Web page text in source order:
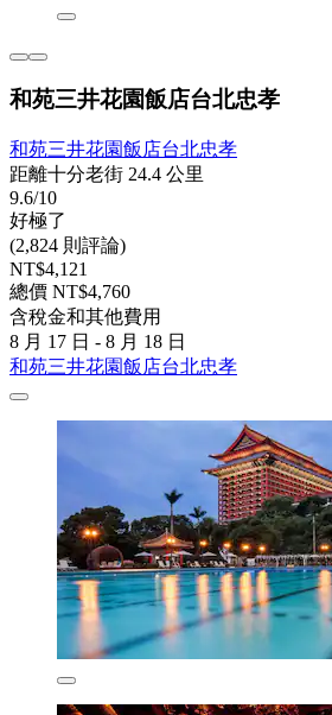
和苑三井花園飯店台北忠孝
和苑三井花園飯店台北忠孝
距離十分老街 24.4 公里
9.6/10
好極了
(2,824 則評論)
NT$4,121
總價 NT$4,760
含稅金和其他費用
8 月 17 日 - 8 月 18 日
和苑三井花園飯店台北忠孝